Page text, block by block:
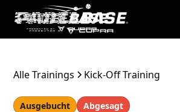
Alle Trainings Kick-Off Training
Ausgebucht Abgesagt